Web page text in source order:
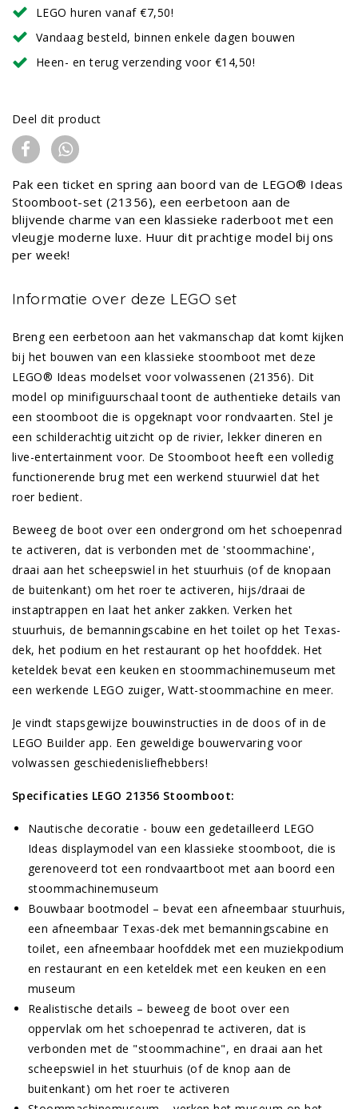
LEGO huren vanaf €7,50!
Vandaag besteld, binnen enkele dagen bouwen
Heen- en terug verzending voor €14,50!
Deel dit product
Pak een ticket en spring aan boord van de LEGO® Ideas
Stoomboot-set (21356), een eerbetoon aan de
blijvende charme van een klassieke raderboot met een
vleugje moderne luxe. Huur dit prachtige model bij ons
per week!
Informatie over deze LEGO set
Breng een eerbetoon aan het vakmanschap dat komt kijken
bij het bouwen van een klassieke stoomboot met deze
LEGO® Ideas modelset voor volwassenen (21356). Dit
model op minifiguurschaal toont de authentieke details van
een stoomboot die is opgeknapt voor rondvaarten. Stel je
een schilderachtig uitzicht op de rivier, lekker dineren en
live-entertainment voor. De Stoomboot heeft een volledig
functionerende brug met een werkend stuurwiel dat het
roer bedient.
Beweeg de boot over een ondergrond om het schoepenrad
te activeren, dat is verbonden met de 'stoommachine',
draai aan het scheepswiel in het stuurhuis (of de knopaan
de buitenkant) om het roer te activeren, hijs/draai de
instaptrappen en laat het anker zakken. Verken het
stuurhuis, de bemanningscabine en het toilet op het Texas-
dek, het podium en het restaurant op het hoofddek. Het
keteldek bevat een keuken en stoommachinemuseum met
een werkende LEGO zuiger, Watt-stoommachine en meer.
Je vindt stapsgewijze bouwinstructies in de doos of in de
LEGO Builder app. Een geweldige bouwervaring voor
volwassen geschiedenisliefhebbers!
Specificaties LEGO 21356 Stoomboot:
Nautische decoratie - bouw een gedetailleerd LEGO
Ideas displaymodel van een klassieke stoomboot, die is
gerenoveerd tot een rondvaartboot met aan boord een
stoommachinemuseum
Bouwbaar bootmodel – bevat een afneembaar stuurhuis,
een afneembaar Texas-dek met bemanningscabine en
toilet, een afneembaar hoofddek met een muziekpodium
en restaurant en een keteldek met een keuken en een
museum
Realistische details – beweeg de boot over een
oppervlak om het schoepenrad te activeren, dat is
verbonden met de "stoommachine", en draai aan het
scheepswiel in het stuurhuis (of de knop aan de
buitenkant) om het roer te activeren